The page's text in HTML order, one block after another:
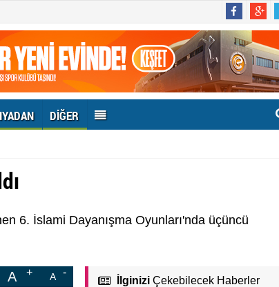
DIĞER
6. İslami Dayanışma Oyunları'nda üçüncü
A A İlginiziÇekebilecek Haberler